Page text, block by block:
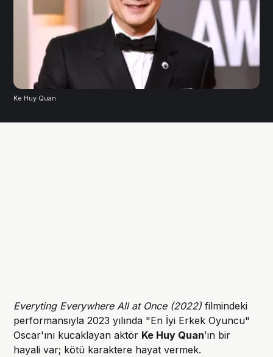
Ke Huy Quan
Everyting Everywhere All at Once (2022) filmindeki
performansıyla 2023 yılında "En İyi Erkek Oyuncu"
Oscar'ını kucaklayan aktör Ke Huy Quan’ın bir
hayali var; kötü karaktere hayat vermek.